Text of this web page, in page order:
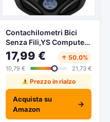
Contachilometri Bici
Senza Fili,YS Computer
di
bicicletta,Impermeabile
bici computer per
Tachimetro Bici
Wireless Ciclocomputer
con Display
Retroilluminato,la
Distanza di
17,99 € ↑ 50.0%
10,79 € 21,73 €
Prezzo in rialzo
Acquista su
Amazon
→